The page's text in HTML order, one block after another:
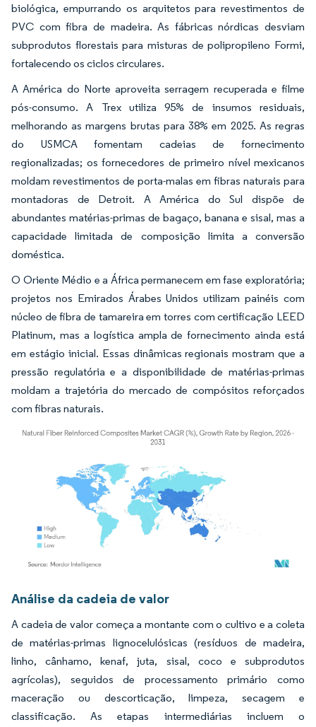
biológica, empurrando os arquitetos para revestimentos de
PVC com fibra de madeira. As fábricas nórdicas desviam
subprodutos florestais para misturas de polipropileno Formi,
fortalecendo os ciclos circulares.
A América do Norte aproveita serragem recuperada e filme
pós-consumo. A Trex utiliza 95% de insumos residuais,
melhorando as margens brutas para 38% em 2025. As regras
do USMCA fomentam cadeias de fornecimento
regionalizadas; os fornecedores de primeiro nível mexicanos
moldam revestimentos de porta-malas em fibras naturais para
montadoras de Detroit. A América do Sul dispõe de
abundantes matérias-primas de bagaço, banana e sisal, mas a
capacidade limitada de composição limita a conversão
doméstica.
O Oriente Médio e a África permanecem em fase exploratória;
projetos nos Emirados Árabes Unidos utilizam painéis com
núcleo de fibra de tamareira em torres com certificação LEED
Platinum, mas a logística ampla de fornecimento ainda está
em estágio inicial. Essas dinâmicas regionais mostram que a
pressão regulatória e a disponibilidade de matérias-primas
moldam a trajetória do mercado de compósitos reforçados
com fibras naturais.
Análise da cadeia de valor
A cadeia de valor começa a montante com o cultivo e a coleta
de matérias-primas lignocelulósicas (resíduos de madeira,
linho, cânhamo, kenaf, juta, sisal, coco e subprodutos
agrícolas), seguidos de processamento primário como
maceração ou descorticação, limpeza, secagem e
classificação. As etapas intermediárias incluem o